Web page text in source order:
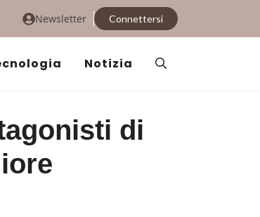
Newsletter Connettersi
Notizia
di